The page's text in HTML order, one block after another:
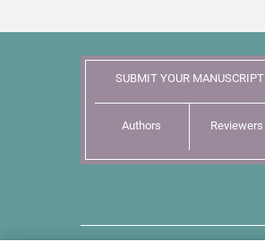
SUBMIT YOUR MANUSCRIPT
Authors Reviewers